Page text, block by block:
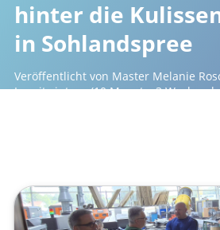
hinter die
in Sohlandspree
Veröffentlicht von Master Melanie
Lausitz intern(10 Monate, 3 Wochen